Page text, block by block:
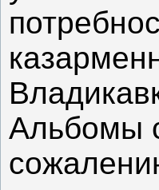
Альбомы